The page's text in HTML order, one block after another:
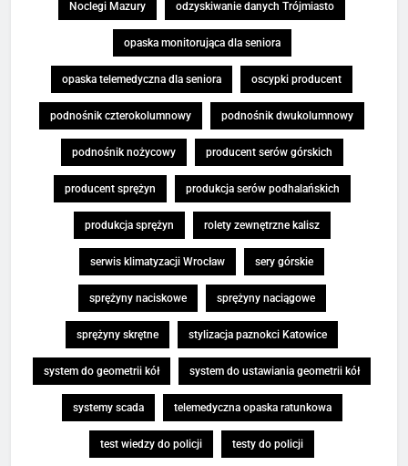
Noclegi Mazury odzyskiwanie danych Trójmiasto
opaska monitorująca dla seniora
opaska telemedyczna dla seniora oscypki producent
podnośnik czterokolumnowy podnośnik dwukolumnowy
podnośnik nożycowy producent serów górskich
producent sprężyn produkcja serów podhalańskich
produkcja sprężyn rolety zewnętrzne kalisz
serwis klimatyzacji Wrocław sery górskie
sprężyny naciskowe sprężyny naciągowe
sprężyny skrętne stylizacja paznokci Katowice
system do geometrii kół system do ustawiania geometrii kół
systemy scada telemedyczna opaska ratunkowa
test wiedzy do policji testy do policji